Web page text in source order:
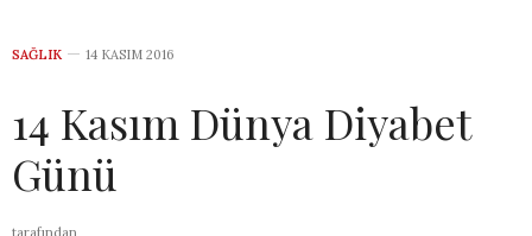
SAĞLIK 14 KASIM 2016
14 Kasım Dünya Diyabet
Günü
tarafından